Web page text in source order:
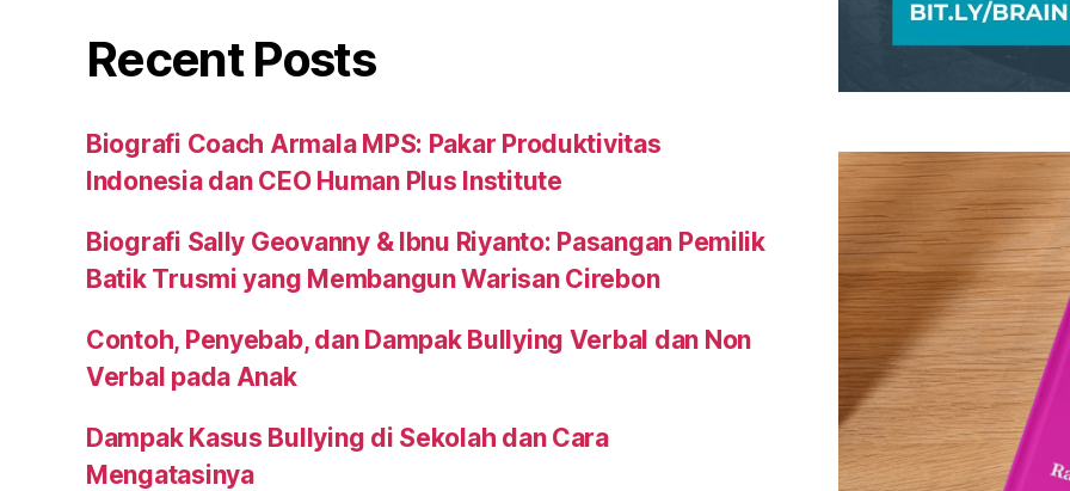
Recent Posts
Biografi Coach Armala MPS: Pakar Produktivitas
Indonesia dan CEO Human Plus Institute
Biografi Sally Geovanny & Ibnu Riyanto: Pasangan Pemilik
Batik Trusmi yang Membangun Warisan Cirebon
Contoh, Penyebab, dan Dampak Bullying Verbal dan Non
Verbal pada Anak
Dampak Kasus Bullying di Sekolah dan Cara
Mengatasinya